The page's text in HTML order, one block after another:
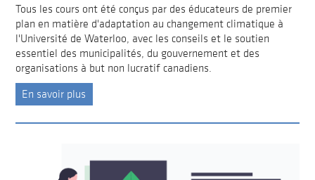
Tous les cours ont été conçus par des éducateurs de premier
plan en matière d'adaptation au changement climatique à
l'Université de Waterloo, avec les conseils et le soutien
essentiel des municipalités, du gouvernement et des
organisations à but non lucratif canadiens.
En savoir plus